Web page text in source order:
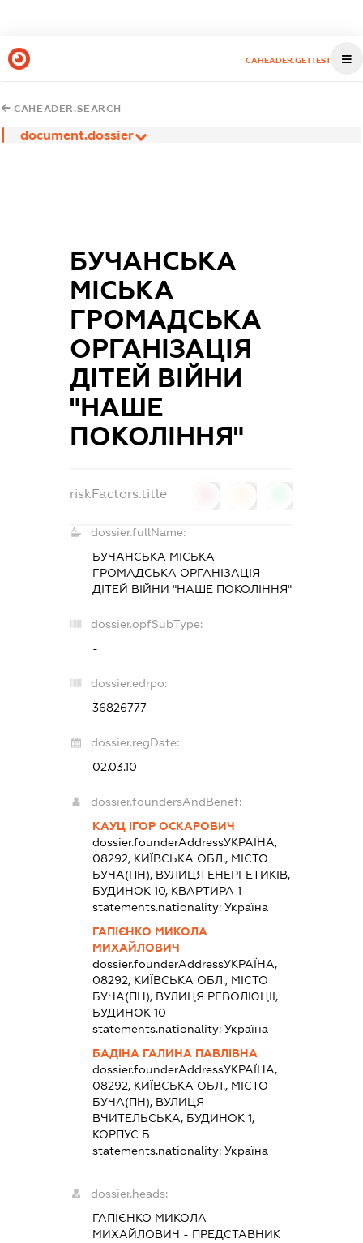
CAHEADER.GETTEST
CAHEADER.SEARCH
document.dossier
БУЧАНСЬКА
МІСЬКА
ГРОМАДСЬКА
ОРГАНІЗАЦІЯ
ДІТЕЙ ВІЙНИ
"НАШЕ
ПОКОЛІННЯ"
riskFactors.title
dossier.fullName:
БУЧАНСЬКА МІСЬКА
ГРОМАДСЬКА ОРГАНІЗАЦІЯ
ДІТЕЙ ВІЙНИ "НАШЕ ПОКОЛІННЯ"
dossier.opfSubType:
-
dossier.edrpo:
36826777
dossier.regDate:
02.03.10
dossier.foundersAndBenef:
КАУЦ ІГОР ОСКАРОВИЧ
dossier.founderAddressУКРАЇНА,
08292, КИЇВСЬКА ОБЛ., МІСТО
БУЧА(ПН), ВУЛИЦЯ ЕНЕРГЕТИКІВ,
БУДИНОК 10, КВАРТИРА 1
statements.nationality:Україна
ГАПІЄНКО МИКОЛА
МИХАЙЛОВИЧ
dossier.founderAddressУКРАЇНА,
08292, КИЇВСЬКА ОБЛ., МІСТО
БУЧА(ПН), ВУЛИЦЯ РЕВОЛЮЦІЇ,
БУДИНОК 10
statements.nationality:Україна
БАДІНА ГАЛИНА ПАВЛІВНА
dossier.founderAddressУКРАЇНА,
08292, КИЇВСЬКА ОБЛ., МІСТО
БУЧА(ПН), ВУЛИЦЯ
ВЧИТЕЛЬСЬКА, БУДИНОК 1,
КОРПУС Б
statements.nationality:Україна
dossier.heads:
ГАПІЄНКО МИКОЛА
МИХАЙЛОВИЧ - ПРЕДСТАВНИК